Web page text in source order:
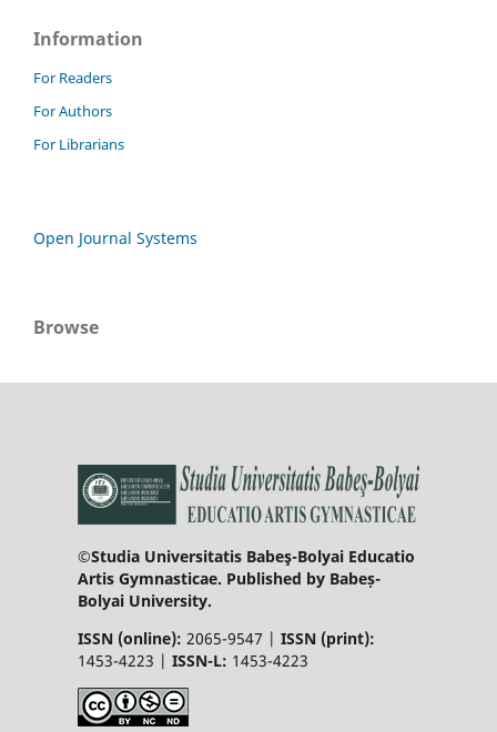
Information
For Readers
For Authors
For Librarians
Open Journal Systems
Browse
©Studia Universitatis Babeş-Bolyai Educatio
Artis Gymnasticae. Published by Babeș-
Bolyai University.
ISSN (online): 2065-9547 | ISSN (print):
1453-4223 | ISSN-L: 1453-4223